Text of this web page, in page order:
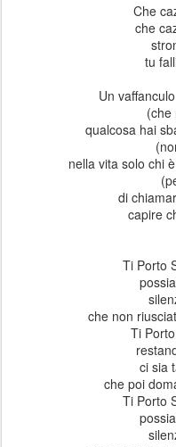
Che
che
tu
Un
(che
qualcosa hai
nella vita solo chi
di
capire
Ti Porto
che non
Ti
ci sia
che poi
Ti Porto